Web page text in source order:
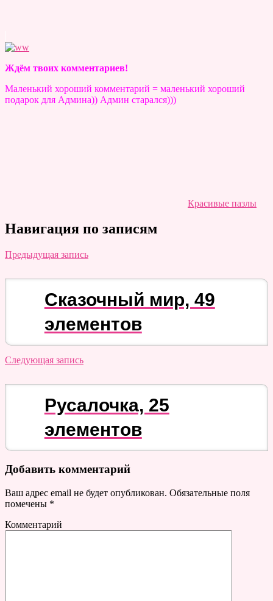
Ждём твоих комментариев!
Маленький хороший комментарий = маленький хороший
подарок для Админа)) Админ старался)))
Красивые пазлы
Навигация по записям
Предыдущая запись
Сказочный мир, 49
элементов
Следующая запись
Русалочка, 25
элементов
Добавить комментарий
Ваш адрес email не будет опубликован. Обязательные поля
помечены *
Комментарий